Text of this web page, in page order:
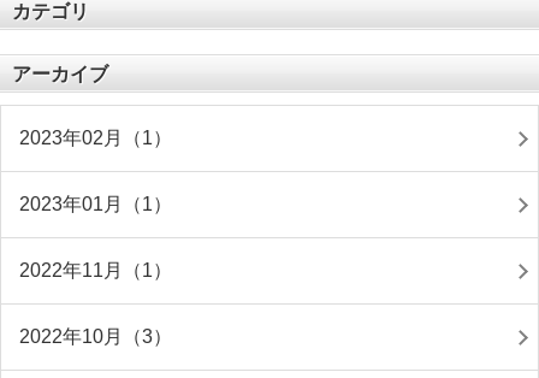
カテゴリ
アーカイブ
2023年02月（1）
2023年01月（1）
2022年11月（1）
2022年10月（3）